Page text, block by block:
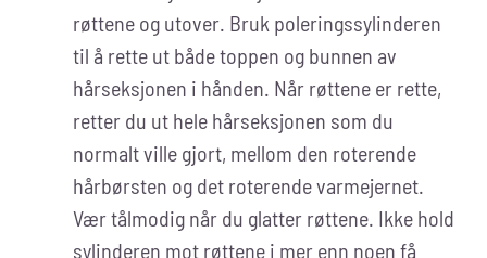
røttene og utover. Bruk poleringssylinderen
til å rette ut både toppen og bunnen av
hårseksjonen i hånden. Når røttene er rette,
retter du ut hele hårseksjonen som du
normalt ville gjort, mellom den roterende
hårbørsten og det roterende varmejernet.
Vær tålmodig når du glatter røttene. Ikke hold
sylinderen mot røttene i mer enn noen få